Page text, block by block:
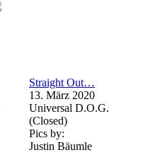
Straight Out…
13. März 2020
Universal D.O.G.
(Closed)
Pics by:
Justin Bäumle